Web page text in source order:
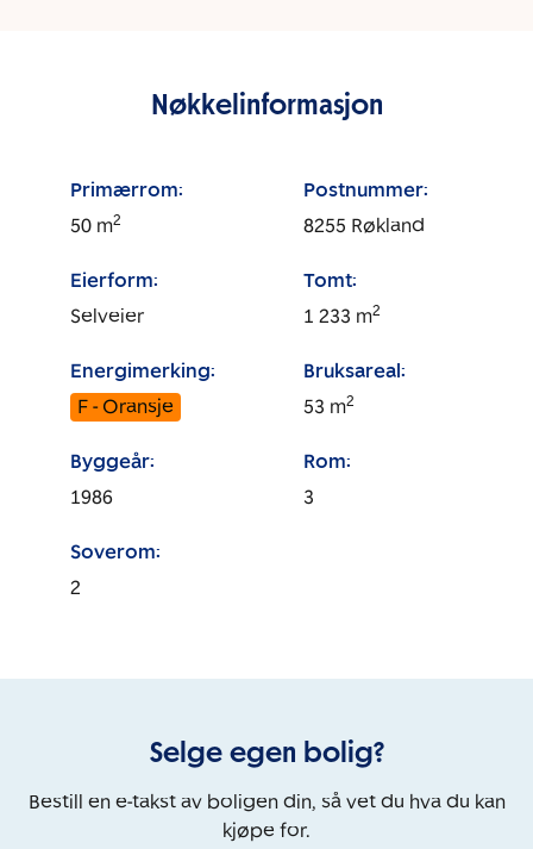
Nøkkelinformasjon
Primærrom:
50 m2
Postnummer:
8255 Røkland
Eierform:
Selveier
Tomt:
1 233 m2
Energimerking:
F - Oransje
Bruksareal:
53 m2
Byggeår:
1986
Rom:
3
Soverom:
2
Selge egen bolig?
Bestill en e-takst av boligen din, så vet du hva du kan
kjøpe for.